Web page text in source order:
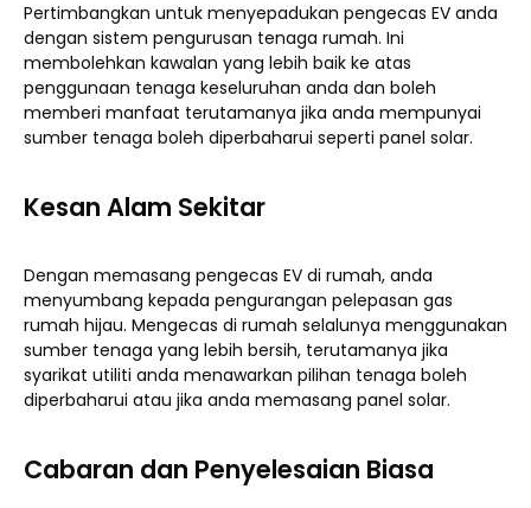
Pertimbangkan untuk menyepadukan pengecas EV anda
dengan sistem pengurusan tenaga rumah. Ini
membolehkan kawalan yang lebih baik ke atas
penggunaan tenaga keseluruhan anda dan boleh
memberi manfaat terutamanya jika anda mempunyai
sumber tenaga boleh diperbaharui seperti panel solar.
Kesan Alam Sekitar
Dengan memasang pengecas EV di rumah, anda
menyumbang kepada pengurangan pelepasan gas
rumah hijau. Mengecas di rumah selalunya menggunakan
sumber tenaga yang lebih bersih, terutamanya jika
syarikat utiliti anda menawarkan pilihan tenaga boleh
diperbaharui atau jika anda memasang panel solar.
Cabaran dan Penyelesaian Biasa